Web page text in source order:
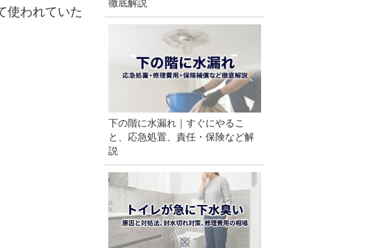
使われていた
徹底解説
下の階に水漏れ｜すぐにやるこ
と、応急処置、責任・保険など解
説